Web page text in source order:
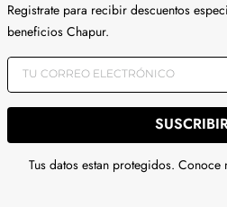
Registrate para recibir descuentos
beneficios Chapur.
Tus datos estan protegidos. Conoce